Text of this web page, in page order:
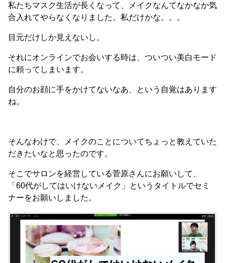
私たちマスク生活が長くなって、メイクなんてなかなか気
合入れてやらなくなりました。私だけかな。。。
目元だけしか見えないし。
それにオンラインでお会いする時は、ついつい美白モード
に頼ってしまいます。
自分のお顔に手をかけてないなあ、という自覚はあります
ね。
そんなわけで、メイクのことについてちょっと教えていた
だきたいなと思ったのです。
そこでサロンを経営している菅原さんにお願いして、
「60代がしてはいけないメイク」というタイトルでセミ
ナーをお願いしました。